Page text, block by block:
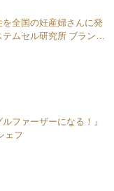
を全国の妊産婦さんに発
ムセル研究所 ブランデ
ファーザーになる！』
ェフ